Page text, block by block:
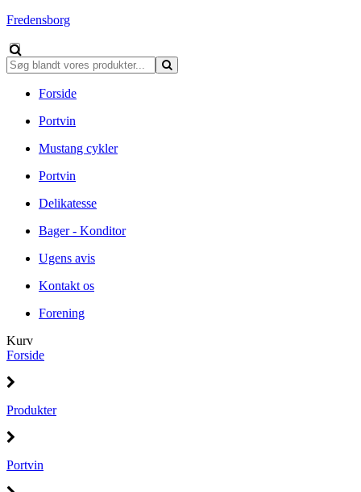
Fredensborg
Forside
Portvin
Mustang cykler
Portvin
Delikatesse
Bager - Konditor
Ugens avis
Kontakt os
Forening
Kurv
Forside
Produkter
Portvin